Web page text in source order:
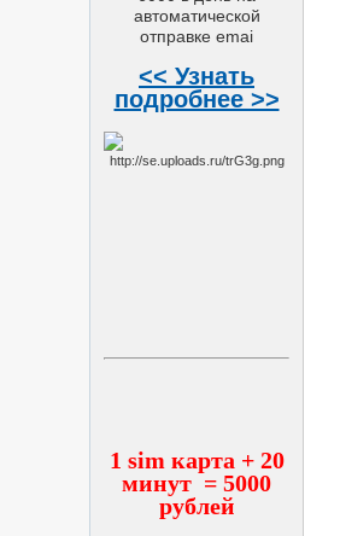
автоматической
отправке emai
<< Узнать
подробнее >>
1 sim карта + 20
минут = 5000
рублей